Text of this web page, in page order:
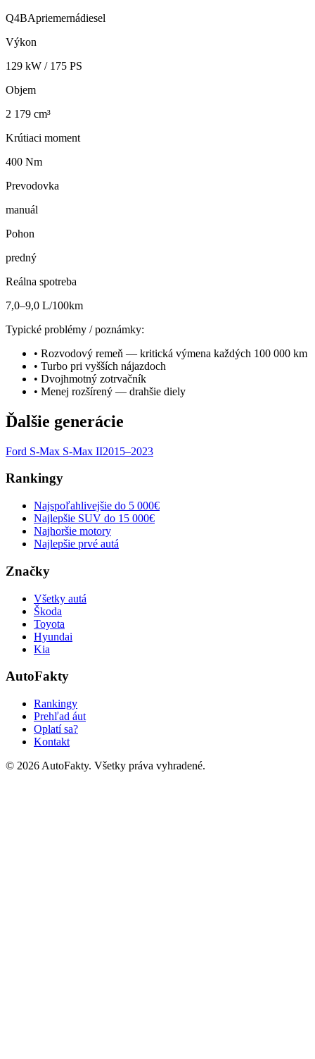
Q4BApriemernádiesel
Výkon
129 kW / 175 PS
Objem
2 179 cm³
Krútiaci moment
400 Nm
Prevodovka
manuál
Pohon
predný
Reálna spotreba
7,0–9,0 L/100km
Typické problémy / poznámky:
• Rozvodový remeň — kritická výmena každých 100 000 km
• Turbo pri vyšších nájazdoch
• Dvojhmotný zotrvačník
• Menej rozšírený — drahšie diely
Ďalšie generácie
Ford S-Max S-Max II2015–2023
Rankingy
Najspoľahlivejšie do 5 000€
Najlepšie SUV do 15 000€
Najhoršie motory
Najlepšie prvé autá
Značky
Všetky autá
Škoda
Toyota
Hyundai
Kia
AutoFakty
Rankingy
Prehľad áut
Oplatí sa?
Kontakt
© 2026 AutoFakty. Všetky práva vyhradené.